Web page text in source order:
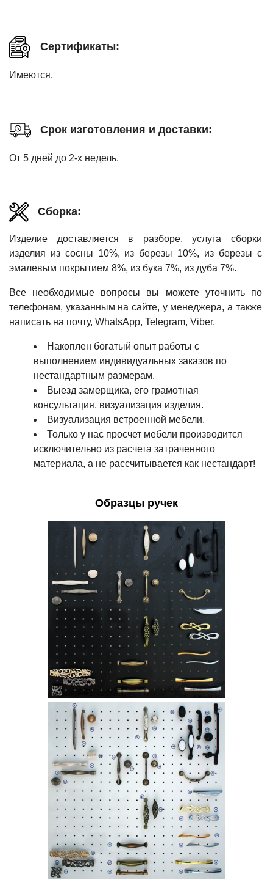
Сертификаты:
Имеются.
Срок изготовления и доставки:
От 5 дней до 2-х недель.
Сборка:
Изделие доставляется в разборе, услуга сборки
изделия из сосны 10%, из березы 10%, из березы с
эмалевым покрытием 8%, из бука 7%, из дуба 7%.
Все необходимые вопросы вы можете уточнить по
телефонам, указанным на сайте, у менеджера, а также
написать на почту, WhatsApp, Telegram, Viber.
Накоплен богатый опыт работы с
выполнением индивидуальных заказов по
нестандартным размерам.
Выезд замерщика, его грамотная
консультация, визуализация изделия.
Визуализация встроенной мебели.
Только у нас просчет мебели производится
исключительно из расчета затраченного
материала, а не рассчитывается как нестандарт!
Образцы ручек